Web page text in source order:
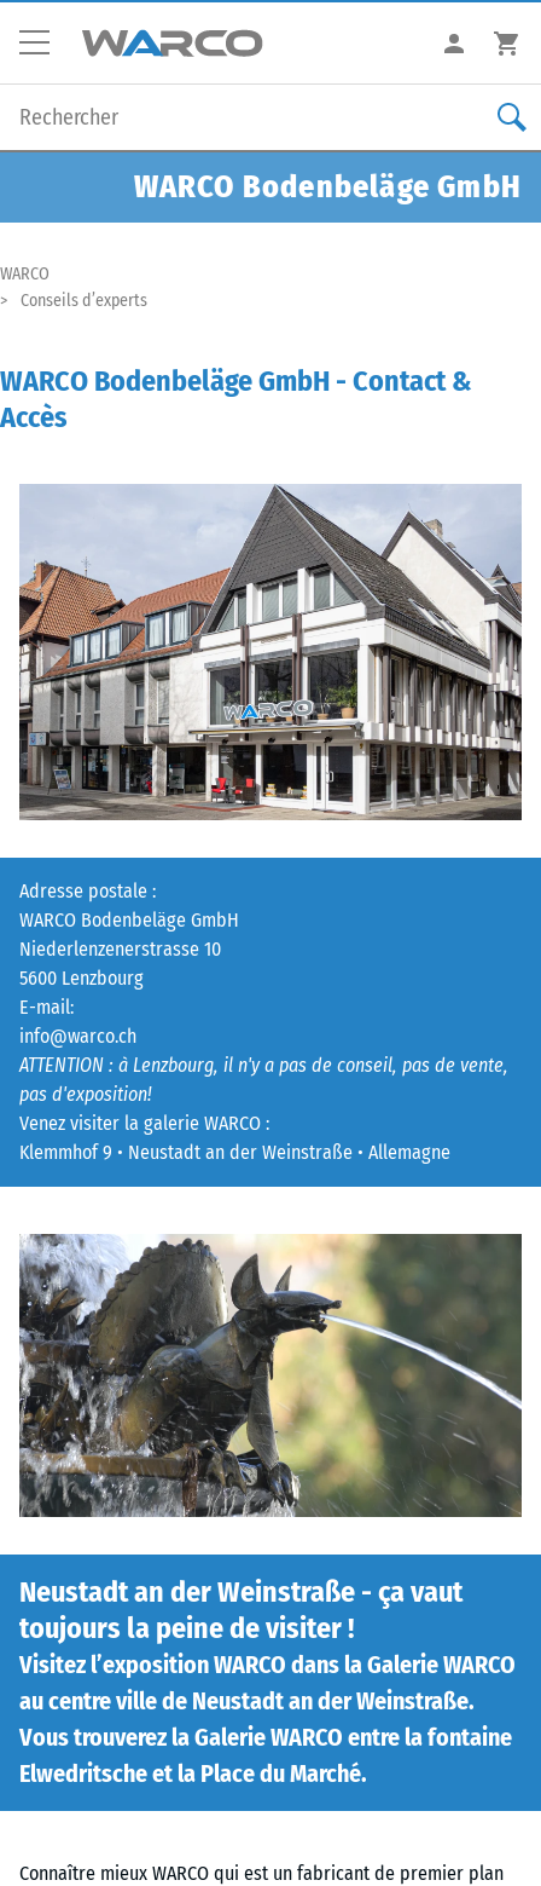
WARCO Bodenbeläge GmbH
WARCO
Conseils d’experts
WARCO Bodenbeläge GmbH - Contact &
Accès
Adresse postale :
WARCO Bodenbeläge GmbH
Niederlenzenerstrasse 10
5600 Lenzbourg
E-mail:
info@warco.ch
ATTENTION : à Lenzbourg, il n'y a pas de conseil, pas de vente,
pas d'exposition!
Venez visiter la galerie WARCO :
Klemmhof 9 • Neustadt an der Weinstraße • Allemagne
Neustadt an der Weinstraße - ça vaut
toujours la peine de visiter !
Visitez l’exposition WARCO dans la Galerie WARCO
au centre ville de Neustadt an der Weinstraße.
Vous trouverez la Galerie WARCO entre la fontaine
Elwedritsche et la Place du Marché.
Connaître mieux WARCO qui est un fabricant de premier plan